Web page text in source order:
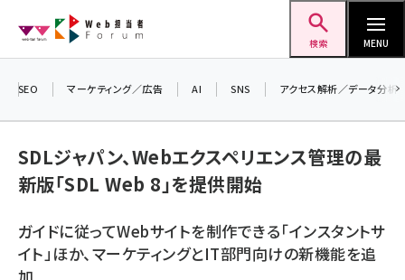
ン
検索 MENU
ai (2811)
SEO マーケティング／広告 AI SNS アクセス解析／データ分析
SDLジャパン、Webエクスペリエンス管理の最
新版「SDL Web 8」を提供開始
ガイドに従ってWebサイトを制作できる「インスタントサ
イト」ほか、マーケティングとIT部門向けの新機能を追
る